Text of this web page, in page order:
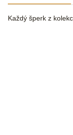
Každý šperk z